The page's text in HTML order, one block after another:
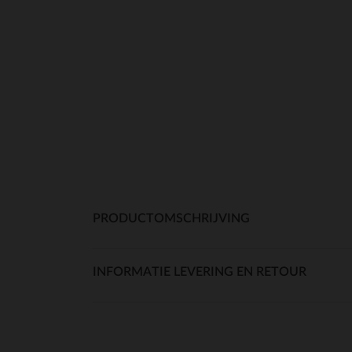
PRODUCTOMSCHRIJVING
INFORMATIE LEVERING EN RETOUR